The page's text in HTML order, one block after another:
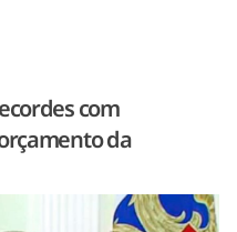
com
da